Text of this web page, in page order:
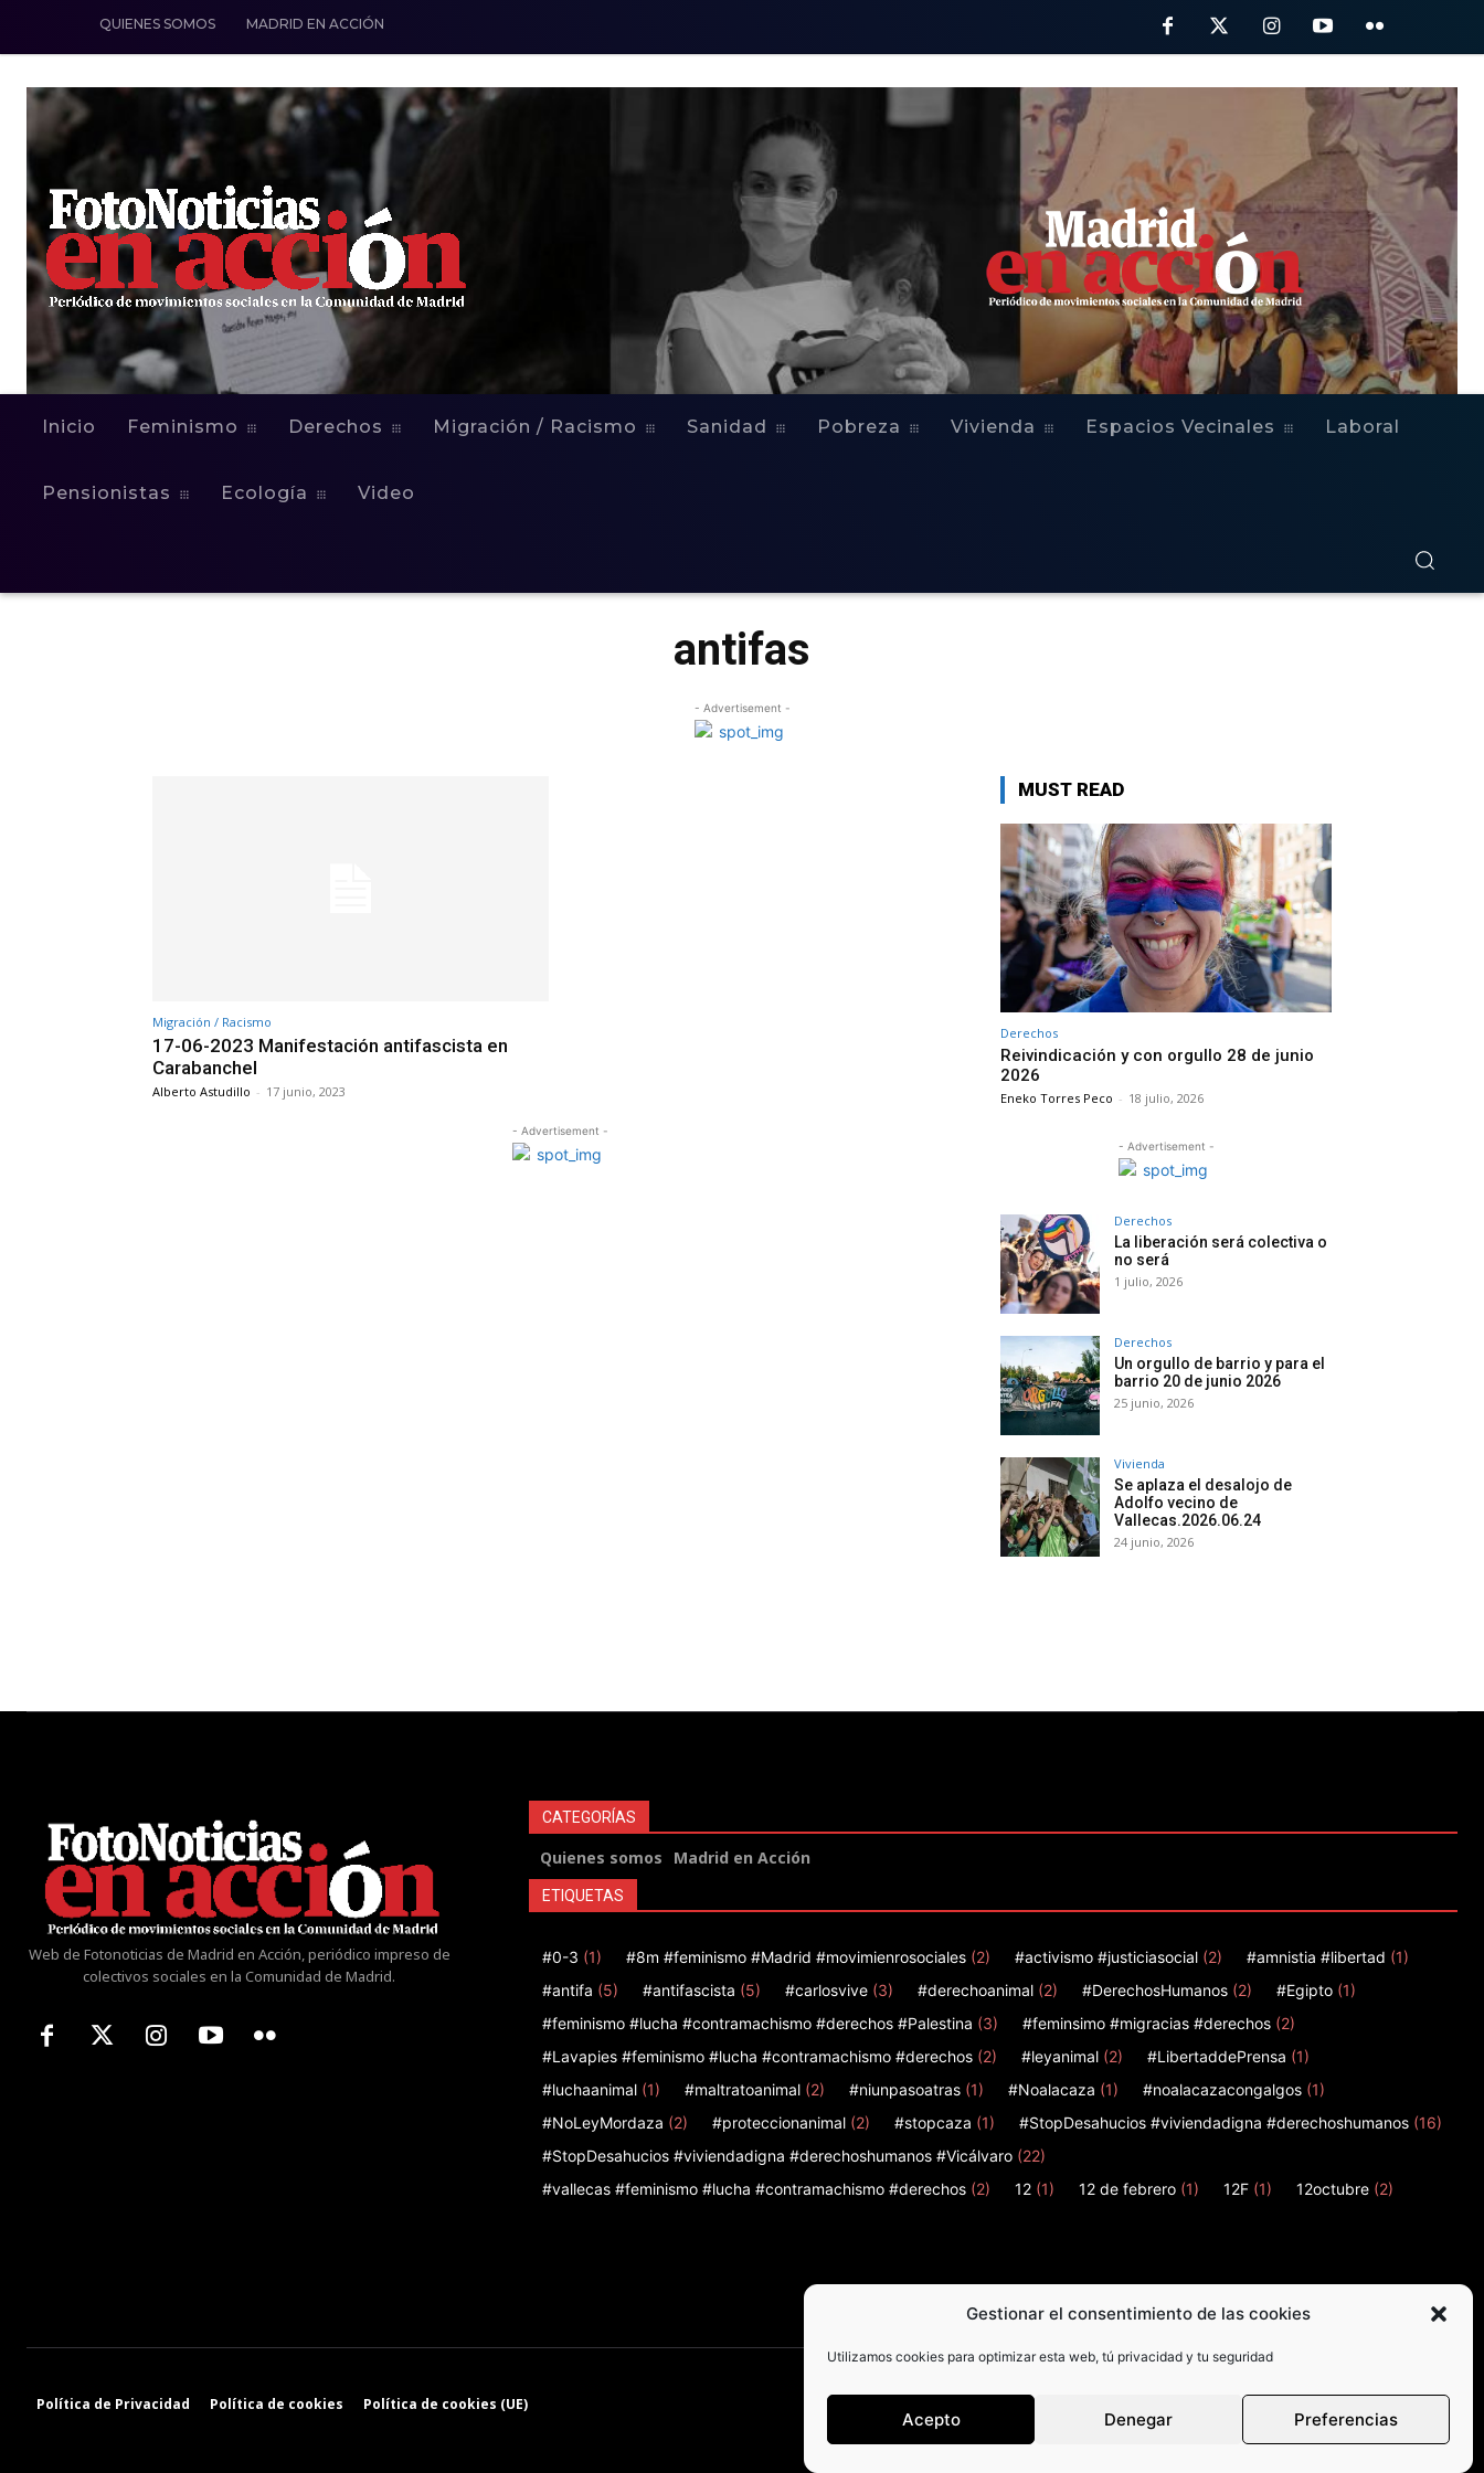
Gestionar el consentimiento de las cookies
Utilizamos cookies para optimizar esta web, tú privacidad y tu seguridad
Acepto Denegar Preferencias
QUIENES SOMOS MADRID EN ACCIÓN
Inicio Feminismo Derechos Migración / Racismo Sanidad Pobreza Vivienda Espacios Vecinales Laboral
Pensionistas Ecología Video
antifas
- Advertisement -
Migración / Racismo
17-06-2023 Manifestación antifascista en
Carabanchel
Alberto Astudillo - 17 junio, 2023
- Advertisement -
MUST READ
Derechos
Reivindicación y con orgullo 28 de junio
2026
Eneko Torres Peco - 18 julio, 2026
- Advertisement -
Derechos
La liberación será colectiva o
no será
1 julio, 2026
Derechos
Un orgullo de barrio y para el
barrio 20 de junio 2026
25 junio, 2026
Vivienda
Se aplaza el desalojo de
Adolfo vecino de
Vallecas.2026.06.24
24 junio, 2026
Web de Fotonoticias de Madrid en Acción, periódico impreso de
colectivos sociales en la Comunidad de Madrid.
CATEGORÍAS
Quienes somos Madrid en Acción
ETIQUETAS
#0-3 (1) #8m #feminismo #Madrid #movimienrosociales (2) #activismo #justiciasocial (2) #amnistia #libertad (1)
#antifa (5) #antifascista (5) #carlosvive (3) #derechoanimal (2) #DerechosHumanos (2) #Egipto (1)
#feminismo #lucha #contramachismo #derechos #Palestina (3) #feminsimo #migracias #derechos (2)
#Lavapies #feminismo #lucha #contramachismo #derechos (2) #leyanimal (2) #LibertaddePrensa (1)
#luchaanimal (1) #maltratoanimal (2) #niunpasoatras (1) #Noalacaza (1) #noalacazacongalgos (1)
#NoLeyMordaza (2) #proteccionanimal (2) #stopcaza (1) #StopDesahucios #viviendadigna #derechoshumanos (16)
#StopDesahucios #viviendadigna #derechoshumanos #Vicálvaro (22)
#vallecas #feminismo #lucha #contramachismo #derechos (2) 12 (1) 12 de febrero (1) 12F (1) 12octubre (2)
Política de Privacidad Política de cookies Política de cookies (UE)
© Madrid en Acción 2026